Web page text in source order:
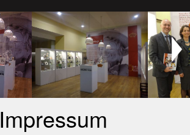
Impressum